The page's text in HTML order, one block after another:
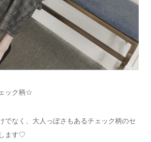
ック柄☆
でなく、大人っぽさもあるチェック柄のセ
ます♡